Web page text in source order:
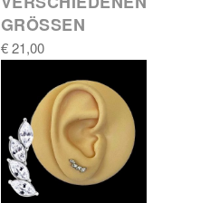
GRÖSSEN
€ 21,00